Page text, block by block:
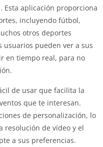
Esta aplicación proporciona
incluyendo fútbol,
otros deportes
usuarios pueden ver a sus
en tiempo real, para no
de usar que facilita la
que te interesan.
de personalización, lo
resolución de vídeo y el
a sus preferencias.